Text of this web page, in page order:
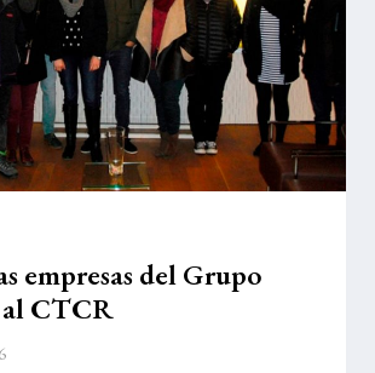
empresas del Grupo
CTCR